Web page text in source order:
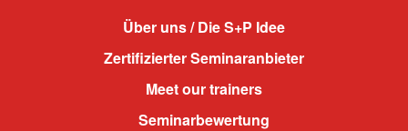
Über uns / Die S+P Idee
Zertifizierter Seminaranbieter
Meet our trainers
Seminarbewertung